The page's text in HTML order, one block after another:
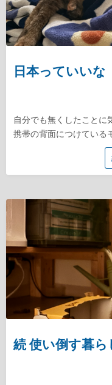
日本っていいな
自分でも無くしたことに
携帯の背面につけてい
続 使い倒す暮ら